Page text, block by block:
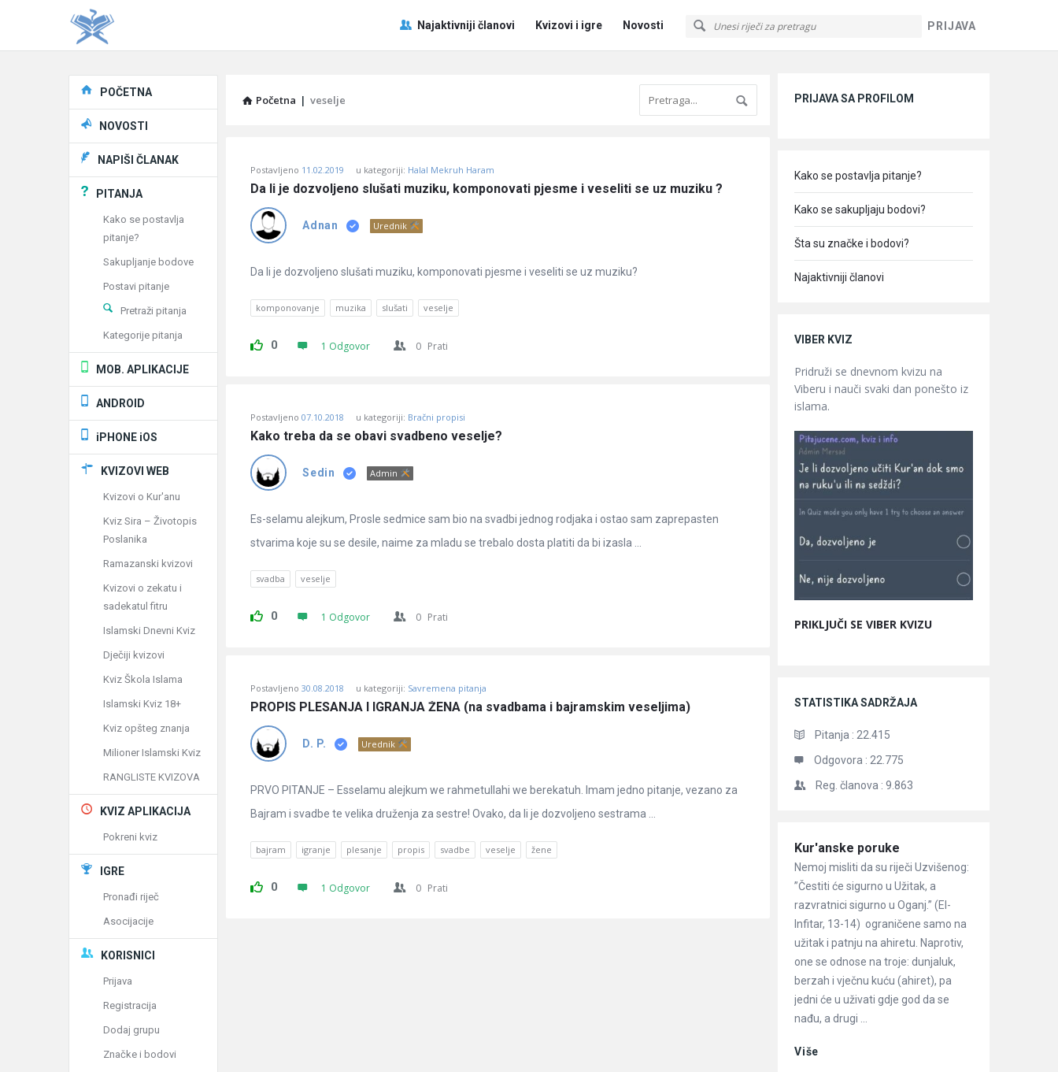
PRIJAVA
Pitaj
Učene
Najaktivniji članovi Kvizovi i igre Novosti
Početna | veselje
Učene
Latest
Pitanja
Postavljeno 11.02.2019 u kategoriji: Halal Mekruh Haram
Da li je dozvoljeno slušati muziku, komponovati pjesme i veseliti se uz muziku ?
Adnan Urednik
Da li je dozvoljeno slušati muziku, komponovati pjesme i veseliti se uz muziku?
komponovanje muzika slušati veselje
0 1 Odgovor 0 Prati
Postavljeno 07.10.2018 u kategoriji: Bračni propisi
Kako treba da se obavi svadbeno veselje?
Sedin Admin
Es-selamu alejkum, Prosle sedmice sam bio na svadbi jednog rodjaka i ostao sam zaprepasten
stvarima koje su se desile, naime za mladu se trebalo dosta platiti da bi izasla ...
svadba veselje
0 1 Odgovor 0 Prati
Postavljeno 30.08.2018 u kategoriji: Savremena pitanja
PROPIS PLESANJA I IGRANJA ŽENA (na svadbama i bajramskim veseljima)
D. P. Urednik
PRVO PITANJE – Esselamu alejkum we rahmetullahi we berekatuh. Imam jedno pitanje, vezano za
Bajram i svadbe te velika druženja za sestre! Ovako, da li je dozvoljeno sestrama ...
bajram igranje plesanje propis svadbe veselje žene
0 1 Odgovor 0 Prati
PRIJAVA SA PROFILOM
Kako se postavlja pitanje?
Kako se sakupljaju bodovi?
Šta su značke i bodovi?
Najaktivniji članovi
VIBER KVIZ
Pridruži se dnevnom kvizu na
Viberu i nauči svaki dan ponešto iz
islama.
PRIKLJUČI SE VIBER KVIZU
STATISTIKA SADRŽAJA
Pitanja : 22.415
Odgovora : 22.775
Reg. članova : 9.863
Članci
Kur'anske poruke
Nemoj misliti da su riječi Uzvišenog:
”Čestiti će sigurno u Užitak, a
razvratnici sigurno u Oganj.” (El-
Infitar, 13-14) ograničene samo na
užitak i patnju na ahiretu. Naprotiv,
one se odnose na troje: dunjaluk,
berzah i vječnu kuću (ahiret), pa
jedni će u uživati gdje god da se
nađu, a drugi ...
Više
Explore
POČETNA
NOVOSTI
NAPIŠI ČLANAK
PITANJA
Kako se postavlja
pitanje?
Sakupljanje bodove
Postavi pitanje
Pretraži pitanja
Kategorije pitanja
MOB. APLIKACIJE
ANDROID
iPHONE iOS
KVIZOVI WEB
Kvizovi o Kur'anu
Kviz Sira – Životopis
Poslanika
Ramazanski kvizovi
Kvizovi o zekatu i
sadekatul fitru
Islamski Dnevni Kviz
Dječiji kvizovi
Kviz Škola Islama
Islamski Kviz 18+
Kviz opšteg znanja
Milioner Islamski Kviz
RANGLISTE KVIZOVA
KVIZ APLIKACIJA
Pokreni kviz
IGRE
Pronađi riječ
Asocijacije
KORISNICI
Prijava
Registracija
Dodaj grupu
Značke i bodovi